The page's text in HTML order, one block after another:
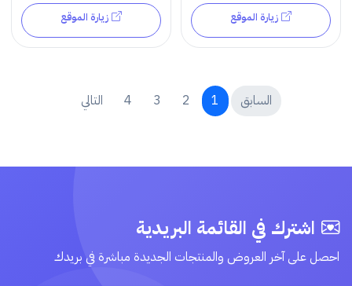
زيارة الموقع زيارة الموقع
السابق 1
2
3
4 التالي
اشترك في القائمة البريدية
احصل على آخر العروض والمنتجات الجديدة مباشرة في بريدك